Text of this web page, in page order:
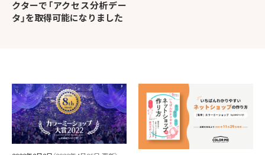
クターで「アクセス分析デー
タ」を取得可能になりました